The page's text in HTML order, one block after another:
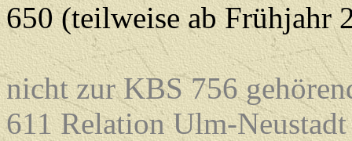
650 (teilweise ab Frühjahr
nicht zur KBS 756
611 Relation Ulm-